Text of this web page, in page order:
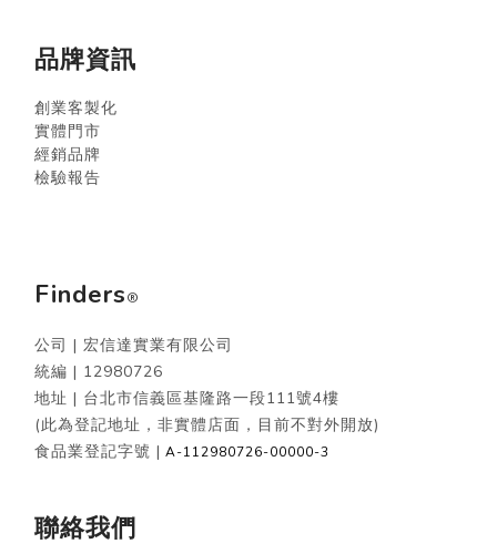
品牌資訊
創業客製化
實體門市
經銷品牌
檢驗報告
Finders®
公司 | 宏信達實業有限公司
統編 | 12980726
地址 | 台北市信義區基隆路一段111號4樓
(此為登記地址，非實體店面，目前不對外開放)
食品業登記字號 | A-112980726-00000-3
聯絡我們